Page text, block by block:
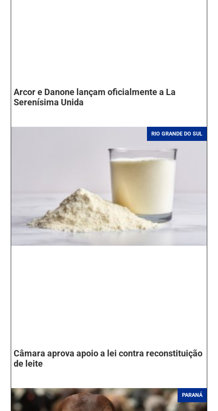
Arcor e Danone lançam oficialmente a La
Serenísima Unida
RIO GRANDE DO SUL
Câmara aprova apoio a lei contra reconstituição
de leite
PARANÁ